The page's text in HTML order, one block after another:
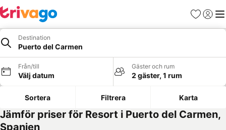
Favoriter
Logga
Destination
Puerto del Carmen
Från/till
Välj datum
Gäster och rum
2 gäster, 1 rum
Sortera Filtrera Karta
Jämför priser för Resort i Puerto del Carmen,
Spanien